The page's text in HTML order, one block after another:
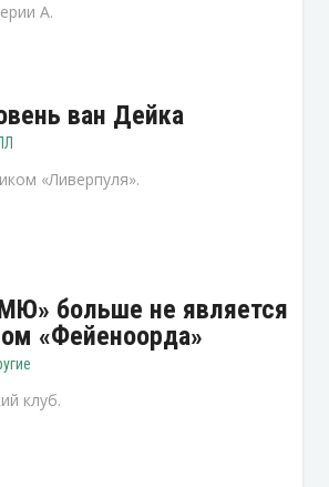
А.
ван Дейка
«Ливерпуля».
больше не является
«Фейеноорда»
клуб.